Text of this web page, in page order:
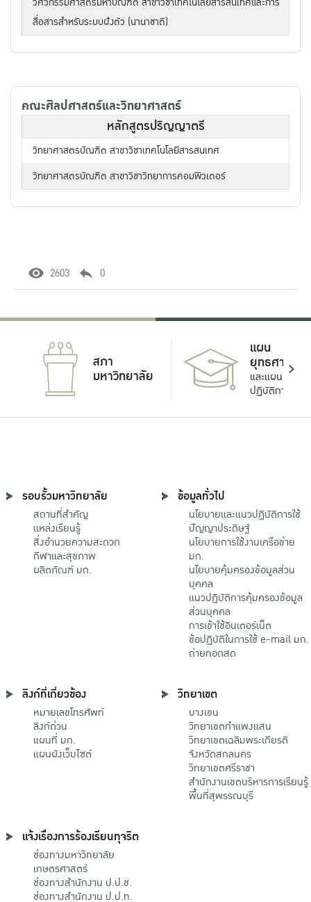
สื่อสารสําหรับระบบฝังตัว (นานาชาติ)
คณะศิลปศาสตร์และวิทยาศาสตร์
หลักสูตรปริญญาตรี
วิทยาศาสตรบัณฑิต สาขาวิชาเทคโนโลยีสารสนเทศ
วิทยาศาสตรบัณฑิต สาขาวิชาวิทยาการคอมพิวเตอร์
2603 0
สภา
มหาวิทยาลัย
แผน
ยุทธศาสตร์
และแผน
ปฏิบัติการ
รอบรั้วมหาวิทยาลัย
สถานที่สำคัญ
แหล่งเรียนรู้
สิ่งอำนวยความสะดวก
กีฬาและสุขภาพ
ผลิตภัณฑ์ มก.
ข้อมูลทั่วไป
นโยบายและแนวปฏิบัติการใช้
ปัญญาประดิษฐ์
นโยบายการใช้งานเครือข่าย
มก.
นโยบายคุ้มครองข้อมูลส่วน
บุคคล
แนวปฏิบัติการคุ้มครองข้อมูล
ส่วนบุคคล
การเข้าใช้อินเตอร์เน็ต
ข้อปฏิบัติในการใช้ e-mail มก.
ถ่ายทอดสด
ลิงก์ที่เกี่ยวข้อง
หมายเลขโทรศัพท์
ลิงก์ด่วน
แผนที่ มก.
แผนผังเว็บไซต์
วิทยาเขต
บางเขน
วิทยาเขตกําแพงแสน
วิทยาเขตเฉลิมพระเกียรติ
จังหวัดสกลนคร
วิทยาเขตศรีราชา
สำนักงานเขตบริหารการเรียนรู้
พื้นที่สุพรรณบุรี
แจ้งเรื่องการร้องเรียนทุจริต
ช่องทางมหาวิทยาลัย
เกษตรศาสตร์
ช่องทางสำนักงาน ป.ป.ช.
ช่องทางสำนักงาน ป.ป.ท.